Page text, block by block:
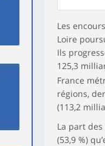
Les
Loire
Ils
125,3
France
régions,
(113,2
La part
(53,9 %)